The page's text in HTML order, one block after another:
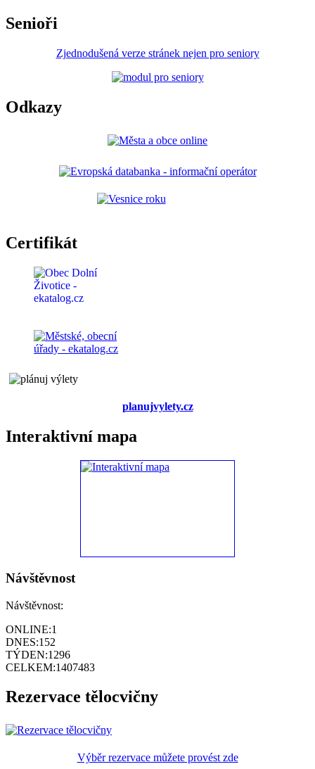
Senioři
Zjednodušená verze stránek nejen pro seniory
Odkazy
Certifikát
planujvylety.cz
Interaktivní mapa
Návštěvnost
Návštěvnost:
ONLINE:1
DNES:152
TÝDEN:1296
CELKEM:1407483
Rezervace tělocvičny
Výběr rezervace můžete provést zde